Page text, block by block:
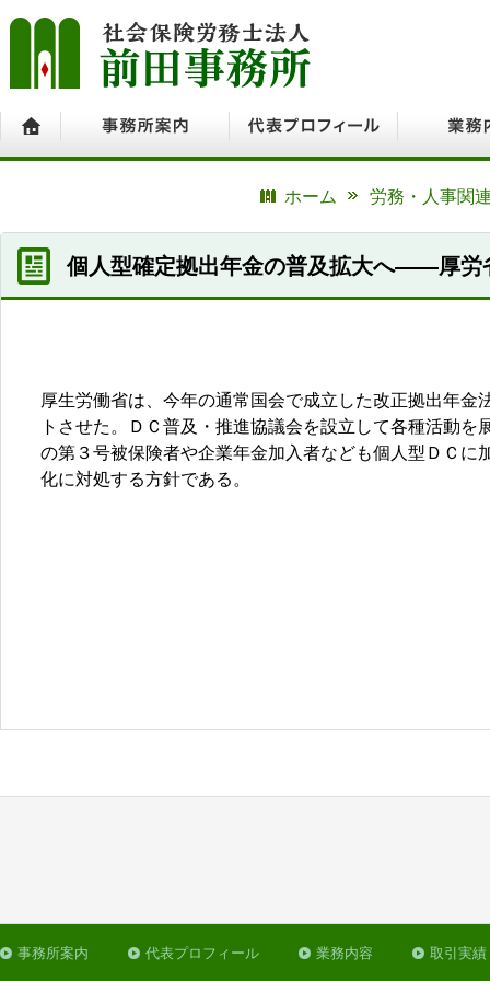
ホーム
労務・人事関
個人型確定拠出年金の普及拡大へ――厚労
厚生労働省は、今年の通常国会で成立した改正拠出年
トさせた。ＤＣ普及・推進協議会を設立して各種活動
の第３号被保険者や企業年金加入者なども個人型ＤＣ
化に対処する方針である。
事務所案内 代表プロフィール 業務内容 取引実績